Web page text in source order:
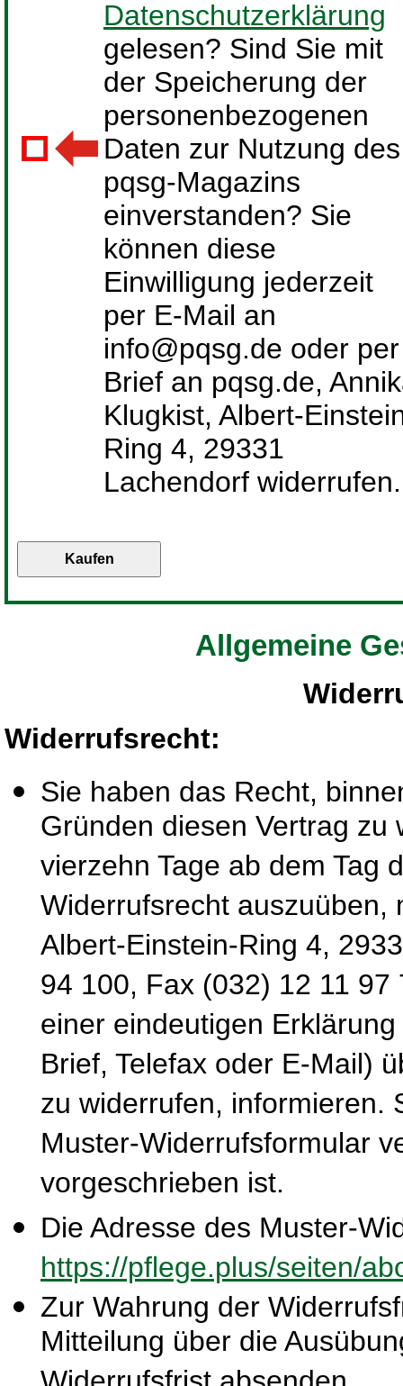
Datenschutzerklärung
gelesen? Sind Sie mit
der Speicherung der
personenbezogenen
Daten zur Nutzung des
pqsg-Magazins
einverstanden? Sie
können diese
Einwilligung jederzeit
per E-Mail an
info@pqsg.de oder per
Brief an pqsg.de,
Klugkist, Albert-
Ring 4, 29331
Lachendorf widerrufen.
Allgemeine
Widerrufsrecht:
Sie haben das Recht,
Gründen diesen Vertrag
vierzehn Tage ab dem Tag
Widerrufsrecht auszuüben,
Albert-Einstein-Ring 4,
94 100, Fax (032) 12 11
einer eindeutigen
Brief, Telefax oder E-Mail)
zu widerrufen, informieren.
Muster-Widerrufsformular
vorgeschrieben ist.
Die Adresse des Muster-
https://pflege.plus/seiten/
Zur Wahrung der
Mitteilung über die